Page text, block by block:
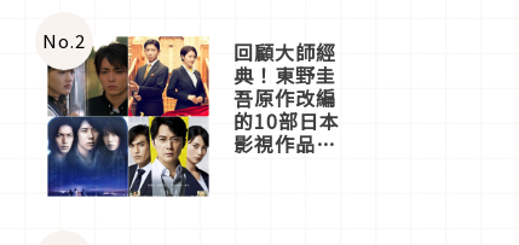
體驗
No.2 回顧大師經
典！東野圭
吾原作改編
的10部日本
影視作品推